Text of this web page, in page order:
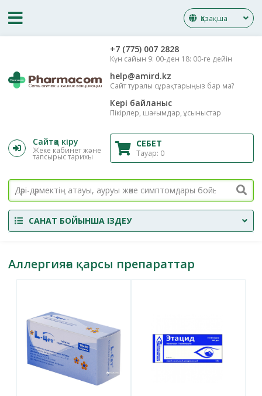
Қазақша
‎+7 (775) 007 2828
Күн сайын 9: 00-ден 18: 00-ге дейін
help@amird.kz
Сайт туралы сұрақтарыңыз бар ма?
Кері байланыс
Пікірлер, шағымдар, ұсыныстар
Сайтқа кіру
Жеке кабинет және
тапсырыс тарихы
СЕБЕТ
Тауар: 0
САНАТ БОЙЫНША ІЗДЕУ
Аллергияға қарсы препараттар